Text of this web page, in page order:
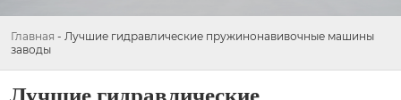
Главная - Лучшие гидравлические пружинонавивочные машины
заводы
Лучшие гидравлические